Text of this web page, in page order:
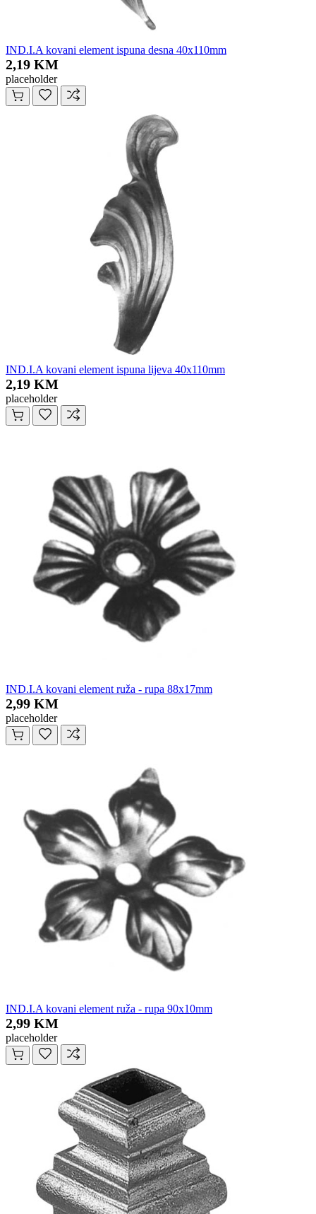
IND.I.A kovani element ispuna desna 40x110mm
2,19 KM
placeholder
IND.I.A kovani element ispuna lijeva 40x110mm
2,19 KM
placeholder
IND.I.A kovani element ruža - rupa 88x17mm
2,99 KM
placeholder
IND.I.A kovani element ruža - rupa 90x10mm
2,99 KM
placeholder